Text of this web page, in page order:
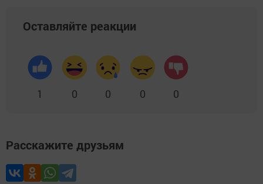
Оставляйте реакции
1 0 0 0 0
Расскажите друзьям